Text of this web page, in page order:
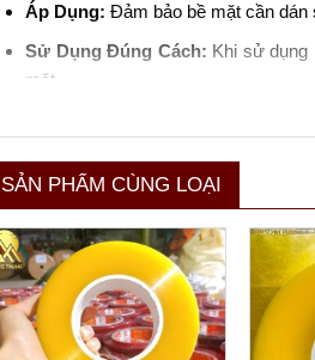
Áp Dụng: Đảm bảo bề mặt cần dán
Sử Dụng Đúng Cách: Khi sử dụng
mặt.
Băng dính OPP là một giải pháp đóng
SẢN PHẨM CÙNG LOẠI